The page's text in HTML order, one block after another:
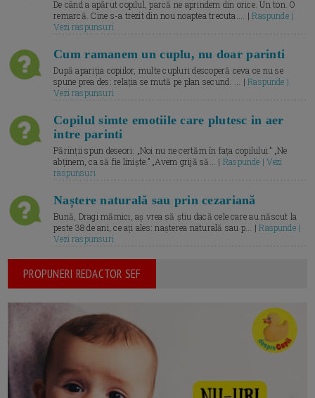
De când a apărut copilul, parcă ne aprindem din orice. Un ton. O
remarcă. Cine s-a trezit din nou noaptea trecuta.... |Raspunde |
Vezi raspunsuri
Cum ramanem un cuplu, nu doar parinti
După apariția copiilor, multe cupluri descoperă ceva ce nu se
spune prea des: relația se mută pe plan secund. ... |Raspunde |
Vezi raspunsuri
Copilul simte emotiile care plutesc in aer
intre parinti
Părinții spun deseori: „Noi nu ne certăm în fața copilului.” „Ne
abținem, ca să fie liniște.” „Avem grijă să... | Raspunde | Vezi
raspunsuri
Naștere naturală sau prin cezariană
Bună, Dragi mămici, aș vrea să știu dacă cele care au născut la
peste 38 de ani, ce ați ales: nașterea naturală sau p... |Raspunde |
Vezi raspunsuri
PROPUNERI REDACTOR SEF